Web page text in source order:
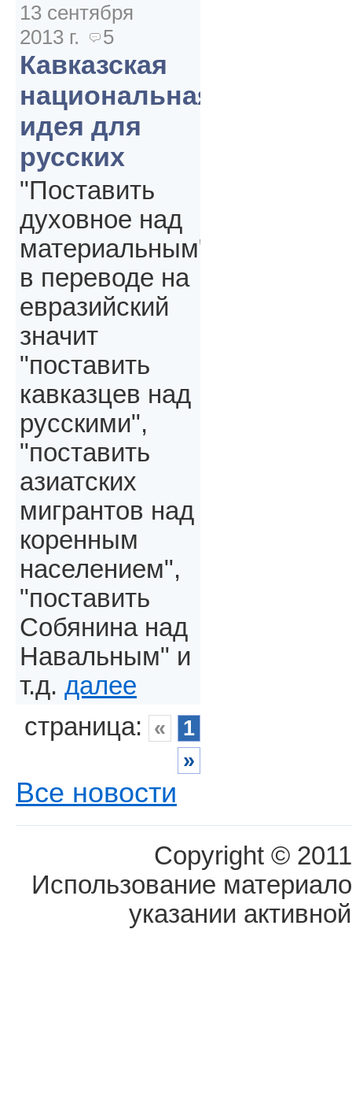
13 сентября
2013 г.
5
Кавказская
национальная
идея для
русских
"Поставить
духовное над
материальным"
в переводе на
евразийский
значит
"поставить
кавказцев над
русскими",
"поставить
азиатских
мигрантов над
коренным
населением",
"поставить
Собянина над
Навальным" и
т.д. далее
страница: «
1
»
Все новости
Copyright ©
Использование
указании